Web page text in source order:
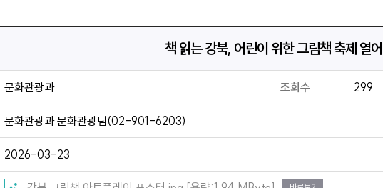
책 읽는 강북, 어린이 위한 그림책 축제 열어
문화관광과 조회수 299
문화관광과 문화관광팀(02-901-6203)
2026-03-23